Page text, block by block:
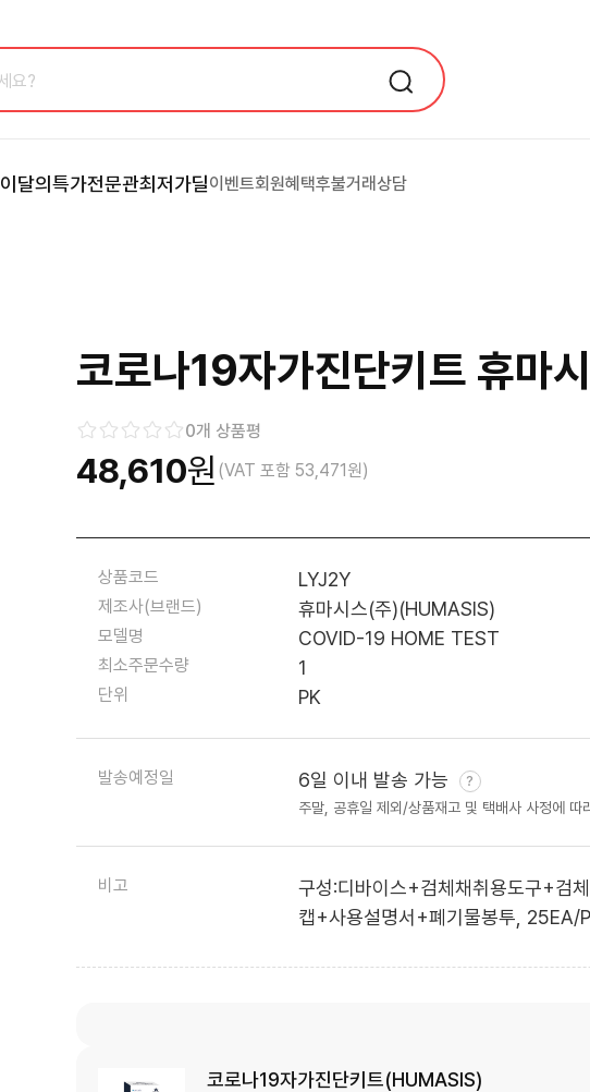
이달의특가전문관최저가딜이벤트회원혜택후불거래상담
코로나19자가진단키트 휴마
0개 상품평
48,610원 (VAT 포함 53,471원)
상품코드 LYJ2Y
제조사(브랜드) 휴마시스(주)(HUMASIS)
모델명 COVID-19 HOME TEST
최소주문수량 1
단위 PK
발송예정일 6일 이내 발송 가능
주말, 공휴일 제외/상품재고 및 택배사 사정에 따
비고
구성:디바이스+검체채취용도구+검
캡+사용설명서+폐기물봉투, 25EA/
코로나19자가진단키트(HUMASIS)